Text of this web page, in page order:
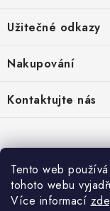
Tento web
tohoto webu
Více informací zde
p
a
Užitečné odkazy
Provizní systém
Partner stránek:
Nakupování
Podmínky akce 2 + 1
Kontaktujte nás